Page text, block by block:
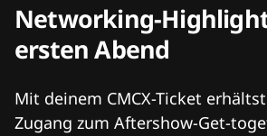
Networking-
ersten Abend
Mit deinem CMCX-Ticket
Zugang zum Aftershow-Get-